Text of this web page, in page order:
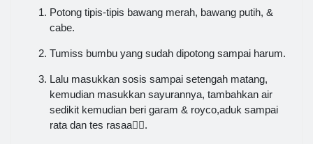
Potong tipis-tipis bawang merah, bawang putih, &
cabe.
Tumiss bumbu yang sudah dipotong sampai harum.
Lalu masukkan sosis sampai setengah matang,
kemudian masukkan sayurannya, tambahkan air
sedikit kemudian beri garam & royco,aduk sampai
rata dan tes rasaa👌🏻.